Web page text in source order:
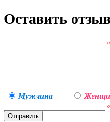
Оставить
Мужчина